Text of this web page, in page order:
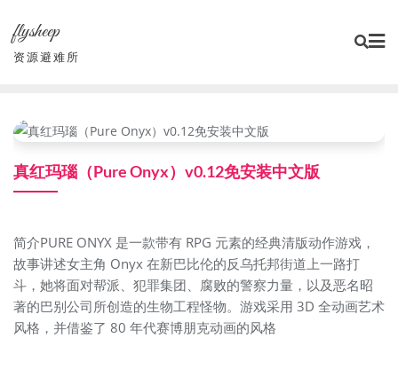
content
flysheep
资源避难所
真红玛瑙（Pure Onyx）v0.12免安装中文版
简介PURE ONYX 是一款带有 RPG 元素的经典清版动作游戏，
故事讲述女主角 Onyx 在新巴比伦的反乌托邦街道上一路打
斗，她将面对帮派、犯罪集团、腐败的警察力量，以及恶名昭
著的巴别公司所创造的生物工程怪物。游戏采用 3D 全动画艺术
风格，并借鉴了 80 年代赛博朋克动画的风格